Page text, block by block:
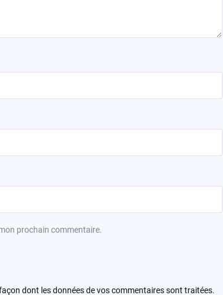
prochain commentaire.
dont les données de vos commentaires sont traitées.